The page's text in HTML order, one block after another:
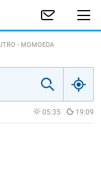
- MOMOEDA
05:35 19:09